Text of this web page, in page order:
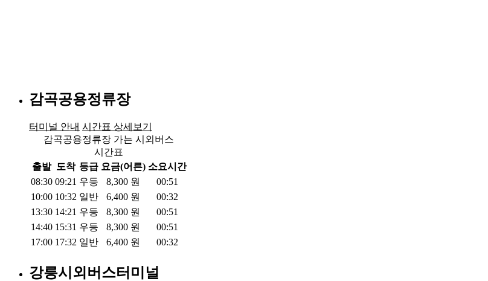
감곡공용정류장
터미널 안내 시간표 상세보기
감곡공용정류장 가는 시외버스
시간표
출발 도착 등급 요금(어른) 소요시간
08:30 09:21 우등 8,300 원
00:51
10:00 10:32 일반 6,400 원
00:32
13:30 14:21 우등 8,300 원
00:51
14:40 15:31 우등 8,300 원
00:51
17:00 17:32 일반 6,400 원 00:32
강릉시외버스터미널